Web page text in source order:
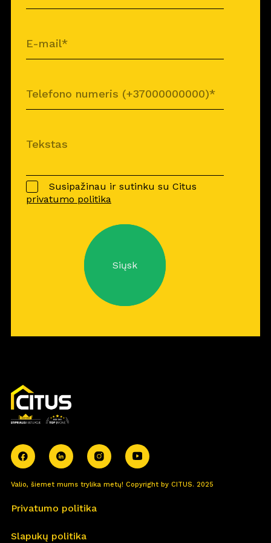
Susipažinau ir sutinku su Citus
privatumo politika
Siųsk
Valio, šiemet mums trylika metų! Copyright by CITUS. 2025
Privatumo politika
Slapukų politika